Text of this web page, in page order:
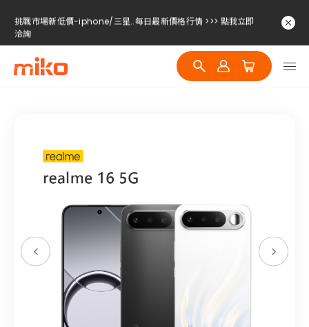
挑戰市場新低價-iphone/三星..每日最新價格行情 >>> 點我立即
洽詢
挑戰市場新低價-iphone/三星..每日最新價格行情 >>> 點我立即
洽詢
挑戰市場新低價-iphone/三星..每日最新價格行情 >>> 點我立即